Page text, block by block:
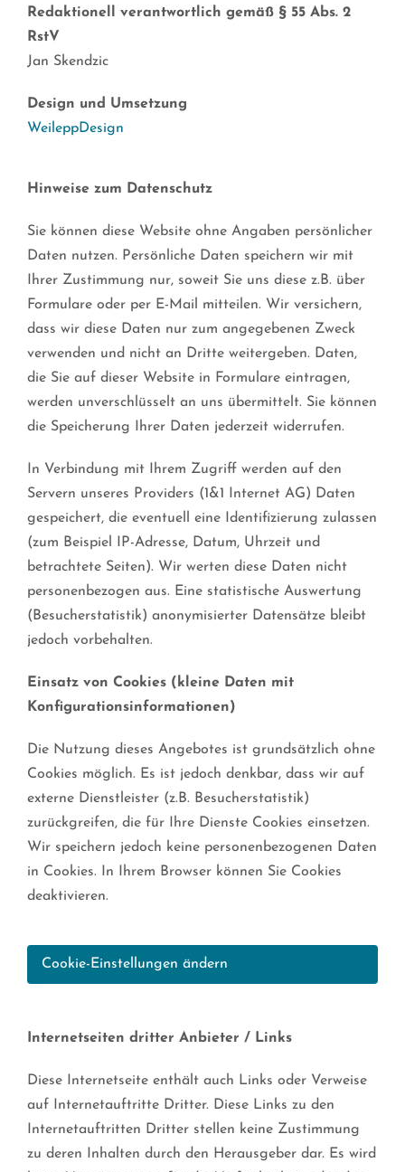
Redaktionell verantwortlich gemäß § 55 Abs. 2
RstV
Jan Skendzic
Design und Umsetzung
WeileppDesign
Hinweise zum Datenschutz
Sie können diese Website ohne Angaben persönlicher
Daten nutzen. Persönliche Daten speichern wir mit
Ihrer Zustimmung nur, soweit Sie uns diese z.B. über
Formulare oder per E-Mail mitteilen. Wir versichern,
dass wir diese Daten nur zum angegebenen Zweck
verwenden und nicht an Dritte weitergeben. Daten,
die Sie auf dieser Website in Formulare eintragen,
werden unverschlüsselt an uns übermittelt. Sie können
die Speicherung Ihrer Daten jederzeit widerrufen.
In Verbindung mit Ihrem Zugriff werden auf den
Servern unseres Providers (1&1 Internet AG) Daten
gespeichert, die eventuell eine Identifizierung zulassen
(zum Beispiel IP-Adresse, Datum, Uhrzeit und
betrachtete Seiten). Wir werten diese Daten nicht
personenbezogen aus. Eine statistische Auswertung
(Besucherstatistik) anonymisierter Datensätze bleibt
jedoch vorbehalten.
Einsatz von Cookies (kleine Daten mit
Konfigurationsinformationen)
Die Nutzung dieses Angebotes ist grundsätzlich ohne
Cookies möglich. Es ist jedoch denkbar, dass wir auf
externe Dienstleister (z.B. Besucherstatistik)
zurückgreifen, die für Ihre Dienste Cookies einsetzen.
Wir speichern jedoch keine personenbezogenen Daten
in Cookies. In Ihrem Browser können Sie Cookies
deaktivieren.
Cookie-Einstellungen ändern
Internetseiten dritter Anbieter / Links
Diese Internetseite enthält auch Links oder Verweise
auf Internetauftritte Dritter. Diese Links zu den
Internetauftritten Dritter stellen keine Zustimmung
zu deren Inhalten durch den Herausgeber dar. Es wird